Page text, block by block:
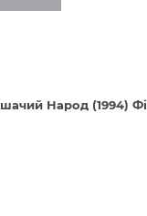
Народ (1994)